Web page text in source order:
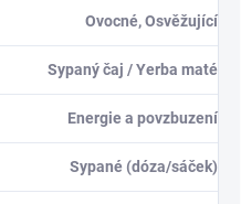
Ovocné, Osvěžující
Sypaný čaj / Yerba maté
Energie a povzbuzení
Sypané (dóza/sáček)